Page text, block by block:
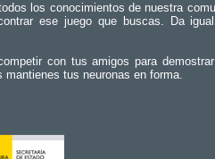
los conocimientos de nuestra
ese juego que buscas. Da
con tus amigos para
tus neuronas en forma.